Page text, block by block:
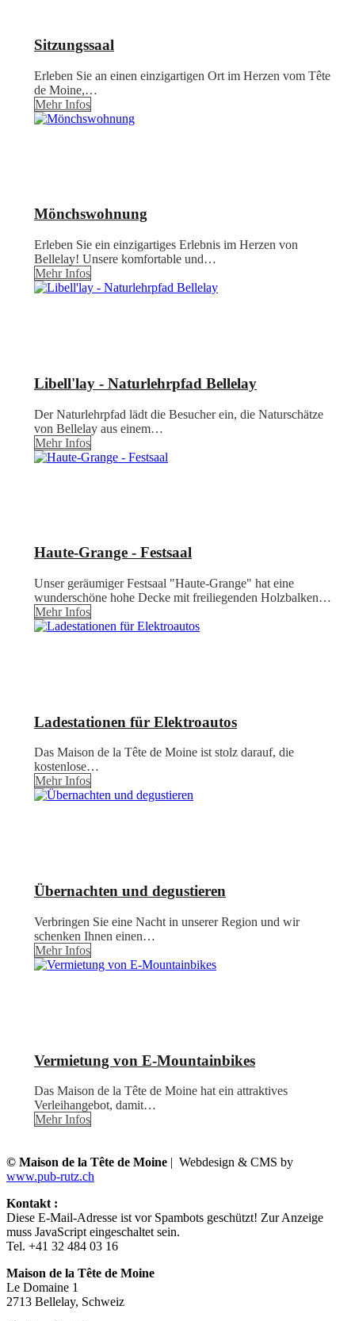
Sitzungssaal
Erleben Sie an einen einzigartigen Ort im Herzen vom Tête
de Moine,…
Mehr Infos
Mönchswohnung
Erleben Sie ein einzigartiges Erlebnis im Herzen von
Bellelay! Unsere komfortable und…
Mehr Infos
Libell'lay - Naturlehrpfad Bellelay
Der Naturlehrpfad lädt die Besucher ein, die Naturschätze
von Bellelay aus einem…
Mehr Infos
Haute-Grange - Festsaal
Unser geräumiger Festsaal "Haute-Grange" hat eine
wunderschöne hohe Decke mit freiliegenden Holzbalken…
Mehr Infos
Ladestationen für Elektroautos
Das Maison de la Tête de Moine ist stolz darauf, die
kostenlose…
Mehr Infos
Übernachten und degustieren
Verbringen Sie eine Nacht in unserer Region und wir
schenken Ihnen einen…
Mehr Infos
Vermietung von E-Mountainbikes
Das Maison de la Tête de Moine hat ein attraktives
Verleihangebot, damit…
Mehr Infos
© Maison de la Tête de Moine | Webdesign & CMS by
www.pub-rutz.ch
Kontakt :
Diese E-Mail-Adresse ist vor Spambots geschützt! Zur Anzeige
muss JavaScript eingeschaltet sein.
Tel. +41 32 484 03 16
Maison de la Tête de Moine
Le Domaine 1
2713 Bellelay, Schweiz